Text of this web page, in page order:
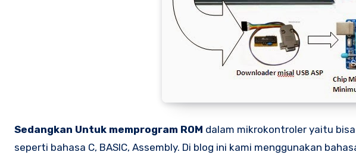
Sedangkan Untuk memprogram ROM dalam mikrokontroler yaitu
seperti bahasa C, BASIC, Assembly. Di blog ini kami menggunakan